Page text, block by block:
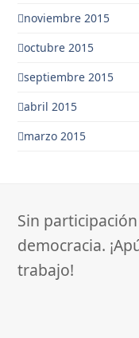
noviembre 2015
octubre 2015
septiembre 2015
abril 2015
marzo 2015
Sin
democracia.
trabajo!